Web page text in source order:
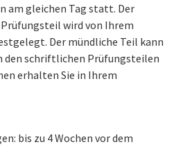
am gleichen Tag statt. Der
wird von Ihrem
Der mündliche Teil kann
den schriftlichen Prüfungsteilen
erhalten Sie in Ihrem
bis zu 4 Wochen vor dem